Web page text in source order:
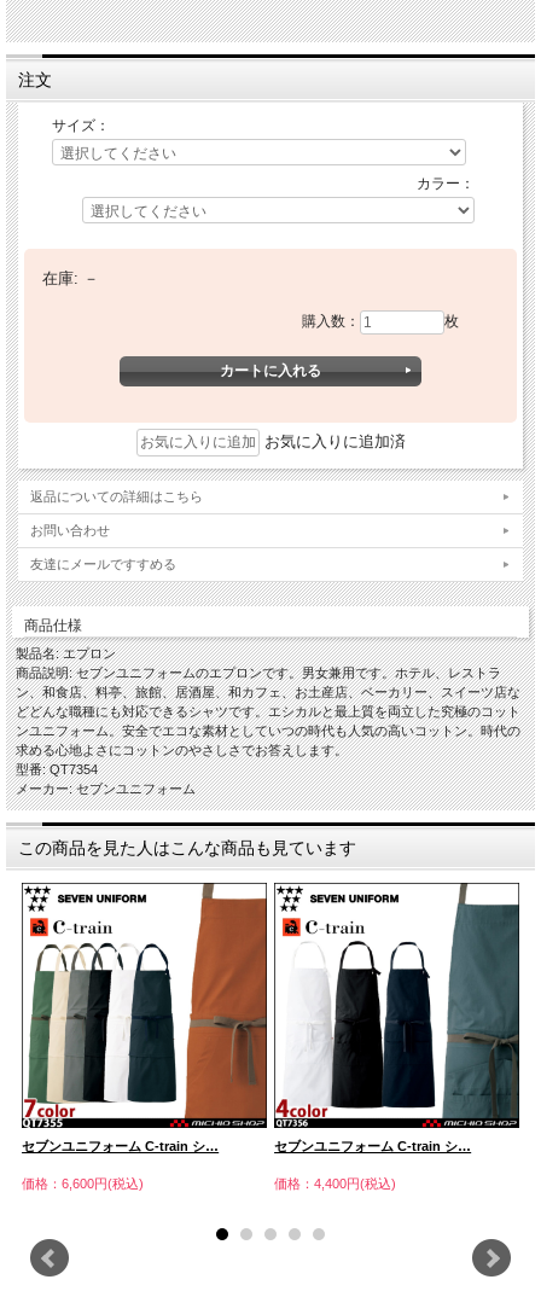
注文
サイズ：
カラー：
在庫: －
購入数： 枚
お気に入りに追加済
返品についての詳細はこちら
お問い合わせ
友達にメールですすめる
商品仕様
製品名: エプロン
商品説明: セブンユニフォームのエプロンです。男女兼用です。ホテル、レストラ
ン、和食店、料亭、旅館、居酒屋、和カフェ、お土産店、ベーカリー、スイーツ店な
どどんな職種にも対応できるシャツです。エシカルと最上質を両立した究極のコット
ンユニフォーム。安全でエコな素材としていつの時代も人気の高いコットン。時代の
求める心地よさにコットンのやさしさでお答えします。
型番: QT7354
メーカー: セブンユニフォーム
この商品を見た人はこんな商品も見ています
セブンユニフォーム C-train シ…
価格：6,600円(税込)
セブンユニフォーム C-train シ…
価格：4,400円(税込)